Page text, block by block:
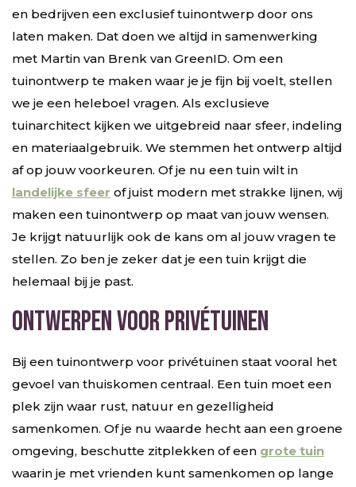
en bedrijven een exclusief tuinontwerp door ons
laten maken. Dat doen we altijd in samenwerking
met Martin van Brenk van GreenID. Om een
tuinontwerp te maken waar je je fijn bij voelt, stellen
we je een heleboel vragen. Als exclusieve
tuinarchitect kijken we uitgebreid naar sfeer, indeling
en materiaalgebruik. We stemmen het ontwerp altijd
af op jouw voorkeuren. Of je nu een tuin wilt in
landelijke sfeer of juist modern met strakke lijnen, wij
maken een tuinontwerp op maat van jouw wensen.
Je krijgt natuurlijk ook de kans om al jouw vragen te
stellen. Zo ben je zeker dat je een tuin krijgt die
helemaal bij je past.
Ontwerpen voor privétuinen
Bij een tuinontwerp voor privétuinen staat vooral het
gevoel van thuiskomen centraal. Een tuin moet een
plek zijn waar rust, natuur en gezelligheid
samenkomen. Of je nu waarde hecht aan een groene
omgeving, beschutte zitplekken of een grote tuin
waarin je met vrienden kunt samenkomen op lange